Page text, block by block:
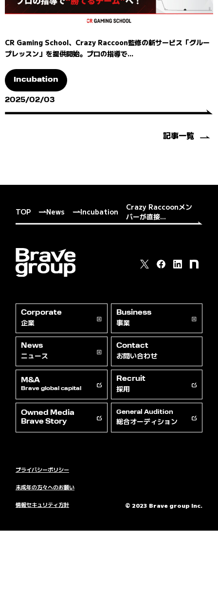
CR Gaming School、Crazy Raccoon監修の新サービス「グルー
プレッスン」を提供開始。プロの指導で...
Incubation
2025/02/03
記事一覧
TOP News Incubation
Crazy Raccoonメン
バーが直接...
Corporate
企業
Business
事業
News
ニュース
Contact
お問い合わせ
M&A
Brave global capital
Recruit
採用
Owned Media
Brave Story
General Audition
総合オーディション
© 2023 Brave group Inc.
プライバシーポリシー
未成年の方々へのお願い
情報セキュリティ方針